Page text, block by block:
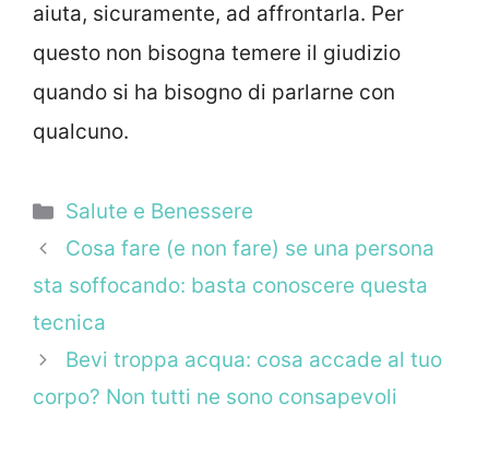
aiuta, sicuramente, ad affrontarla. Per
questo non bisogna temere il giudizio
quando si ha bisogno di parlarne con
qualcuno.
Categorie
Salute e Benessere
Cosa fare (e non fare) se una persona
sta soffocando: basta conoscere questa
tecnica
Bevi troppa acqua: cosa accade al tuo
corpo? Non tutti ne sono consapevoli